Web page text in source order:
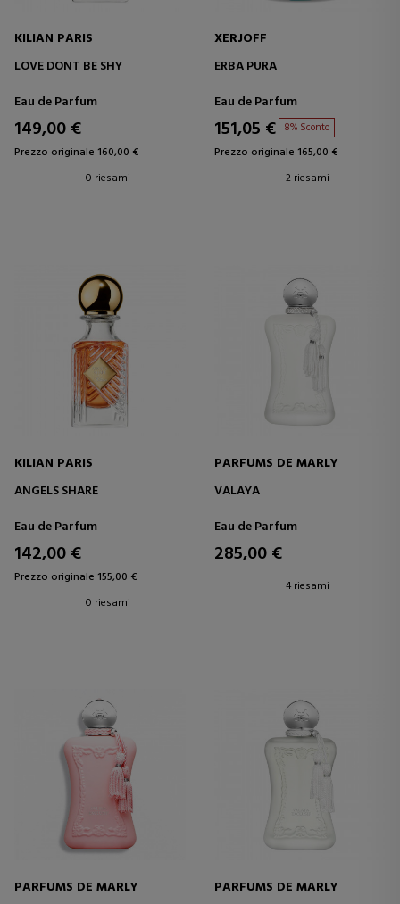
KILIAN PARIS
LOVE DONT BE SHY
Eau de Parfum
149,00 €
Prezzo originale 160,00 €
0 riesami
XERJOFF
ERBA PURA
Eau de Parfum
151,05 € 8% Sconto
Prezzo originale 165,00 €
2 riesami
KILIAN PARIS
ANGELS SHARE
Eau de Parfum
142,00 €
Prezzo originale 155,00 €
0 riesami
PARFUMS DE MARLY
VALAYA
Eau de Parfum
285,00 €
4 riesami
PARFUMS DE MARLY
PARFUMS DE MARLY